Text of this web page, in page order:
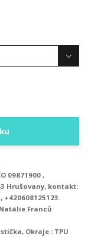
09871900 ,
Hrušovany, kontakt:
Franců
Okraje : TPU